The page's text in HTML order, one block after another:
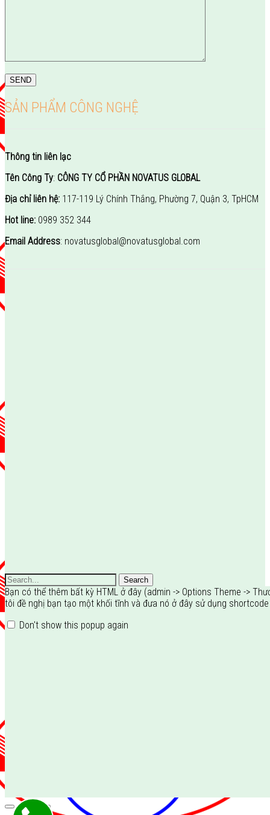
SẢN PHẨM CÔNG NGHỆ
Thông tin liên lạc
Tên Công Ty: CÔNG TY CỔ PHẦN NOVATUS GLOBAL
Địa chỉ liên hệ: 117-119 Lý Chính Thắng, Phường 7, Quận 3, TpHCM
Hot line: 0989 352 344
Email Address: novatusglobal@novatusglobal.com
Search
Bạn có thể thêm bất kỳ HTML ở đây (admin -> Options Theme ->
tôi đề nghị bạn tạo một khối tĩnh và đưa nó ở đây sử dụng shortcode
Don't show this popup again